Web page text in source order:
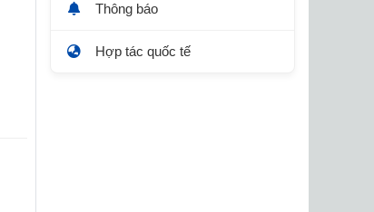
Thông báo
Hợp tác quốc tế